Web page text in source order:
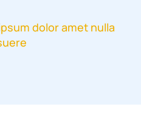
dolor amet nulla